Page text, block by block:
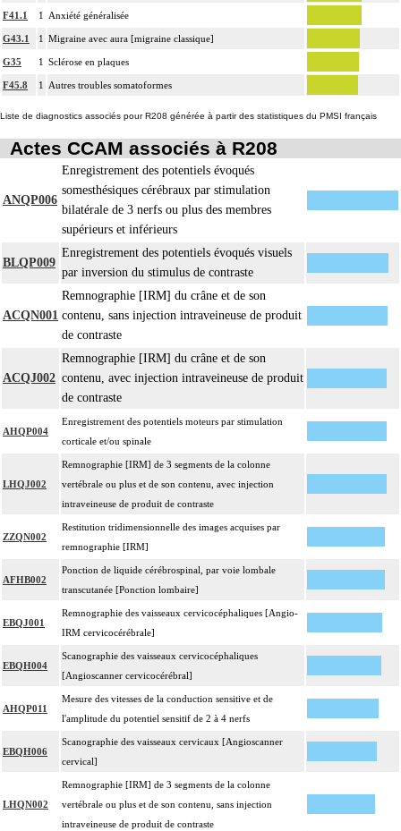
F41.1 1 Anxiété généralisée
G43.1 1 Migraine avec aura [migraine classique]
G35 1 Sclérose en plaques
F45.8 1 Autres troubles somatoformes
Liste de diagnostics associés pour R208 générée à partir des statistiques du PMSI français
Actes CCAM associés à R208
ANQP006
Enregistrement des potentiels évoqués
somesthésiques cérébraux par stimulation
bilatérale de 3 nerfs ou plus des membres
supérieurs et inférieurs
BLQP009
Enregistrement des potentiels évoqués visuels
par inversion du stimulus de contraste
ACQN001
Remnographie [IRM] du crâne et de son
contenu, sans injection intraveineuse de produit
de contraste
ACQJ002
Remnographie [IRM] du crâne et de son
contenu, avec injection intraveineuse de produit
de contraste
AHQP004
Enregistrement des potentiels moteurs par stimulation
corticale et/ou spinale
LHQJ002
Remnographie [IRM] de 3 segments de la colonne
vertébrale ou plus et de son contenu, avec injection
intraveineuse de produit de contraste
ZZQN002
Restitution tridimensionnelle des images acquises par
remnographie [IRM]
AFHB002
Ponction de liquide cérébrospinal, par voie lombale
transcutanée [Ponction lombaire]
EBQJ001
Remnographie des vaisseaux cervicocéphaliques [Angio-
IRM cervicocérébrale]
EBQH004
Scanographie des vaisseaux cervicocéphaliques
[Angioscanner cervicocérébral]
AHQP011
Mesure des vitesses de la conduction sensitive et de
l'amplitude du potentiel sensitif de 2 à 4 nerfs
EBQH006
Scanographie des vaisseaux cervicaux [Angioscanner
cervical]
LHQN002
Remnographie [IRM] de 3 segments de la colonne
vertébrale ou plus et de son contenu, sans injection
intraveineuse de produit de contraste